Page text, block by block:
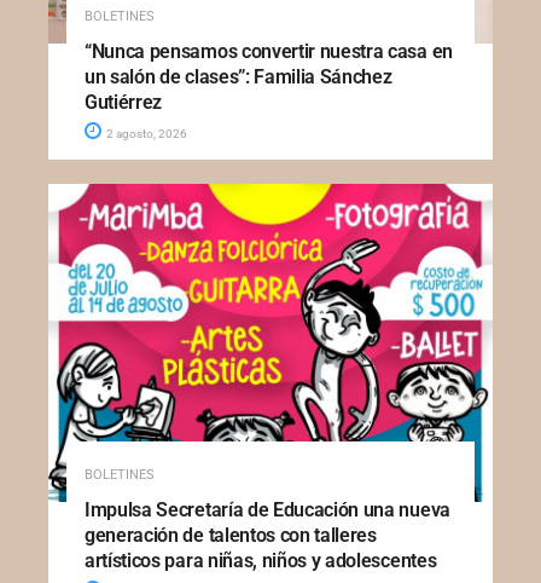
BOLETINES
“Nunca pensamos convertir nuestra casa en
un salón de clases”: Familia Sánchez
Gutiérrez
2 agosto, 2026
BOLETINES
Impulsa Secretaría de Educación una nueva
generación de talentos con talleres
artísticos para niñas, niños y adolescentes